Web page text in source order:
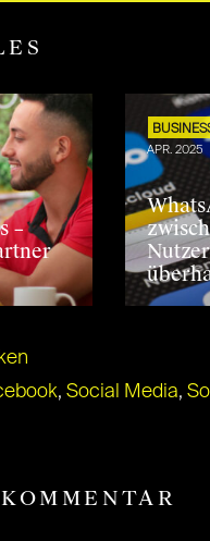
–
APR. 2025
, Social Media,